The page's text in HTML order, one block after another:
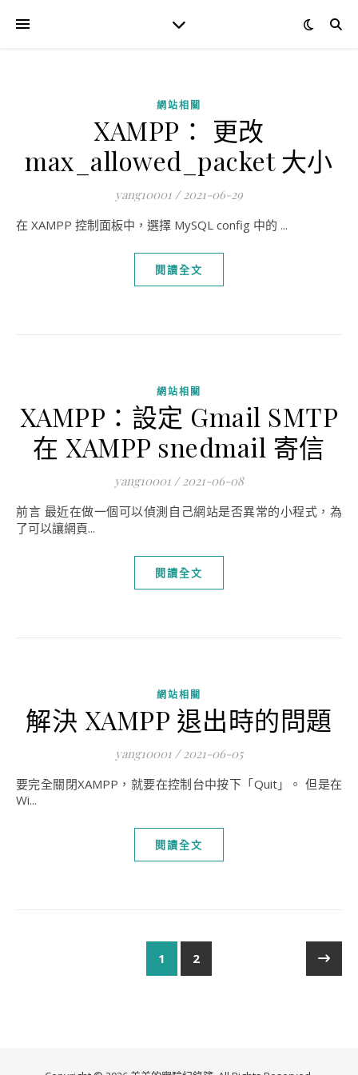
網站相關
XAMPP： 更改
max_allowed_packet 大小
yang10001 / 2021-06-29
在 XAMPP 控制面板中，選擇 MySQL config 中的 ...
閱讀全文
網站相關
XAMPP：設定 Gmail SMTP
在 XAMPP snedmail 寄信
yang10001 / 2021-06-08
前言 最近在做一個可以偵測自己網站是否異常的小程式，為
了可以讓網頁...
閱讀全文
網站相關
解決 XAMPP 退出時的問題
yang10001 / 2021-06-05
要完全關閉XAMPP，就要在控制台中按下「Quit」。 但是在
Wi...
閱讀全文
1 2